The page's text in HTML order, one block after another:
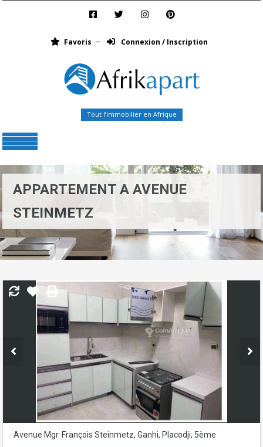
Favoris Connexion / Inscription
Tout l’immobilier en Afrique
APPARTEMENT A AVENUE
STEINMETZ
Avenue Mgr. François Steinmetz, Ganhi, Placodji, 5ème